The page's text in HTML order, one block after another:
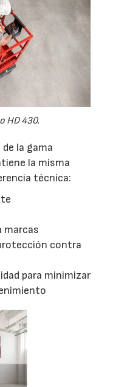
HD 430.
la gama
la misma
técnica:
marcas
contra
para minimizar